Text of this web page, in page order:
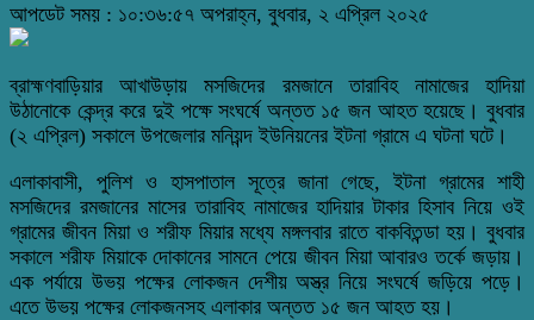
আপডেট সময় : ১০:৩৬:৫৭ অপরাহ্ন, বুধবার, ২ এপ্রিল ২০২৫
ব্রাহ্মণবাড়িয়ার আখাউড়ায় মসজিদের রমজানে তারাবিহ নামাজের হাদিয়া
উঠানোকে কেন্দ্র করে দুই পক্ষে সংঘর্ষে অন্তত ১৫ জন আহত হয়েছে। বুধবার
(২ এপ্রিল) সকালে উপজেলার মনিয়ন্দ ইউনিয়নের ইটনা গ্রামে এ ঘটনা ঘটে।
এলাকাবাসী, পুলিশ ও হাসপাতাল সূত্রে জানা গেছে, ইটনা গ্রামের শাহী
মসজিদের রমজানের মাসের তারাবিহ নামাজের হাদিয়ার টাকার হিসাব নিয়ে ওই
গ্রামের জীবন মিয়া ও শরীফ মিয়ার মধ্যে মঙ্গলবার রাতে বাকবিতন্ডা হয়। বুধবার
সকালে শরীফ মিয়াকে দোকানের সামনে পেয়ে জীবন মিয়া আবারও তর্কে জড়ায়।
এক পর্যায়ে উভয় পক্ষের লোকজন দেশীয় অস্ত্র নিয়ে সংঘর্ষে জড়িয়ে পড়ে।
এতে উভয় পক্ষের লোকজনসহ এলাকার অন্তত ১৫ জন আহত হয়।